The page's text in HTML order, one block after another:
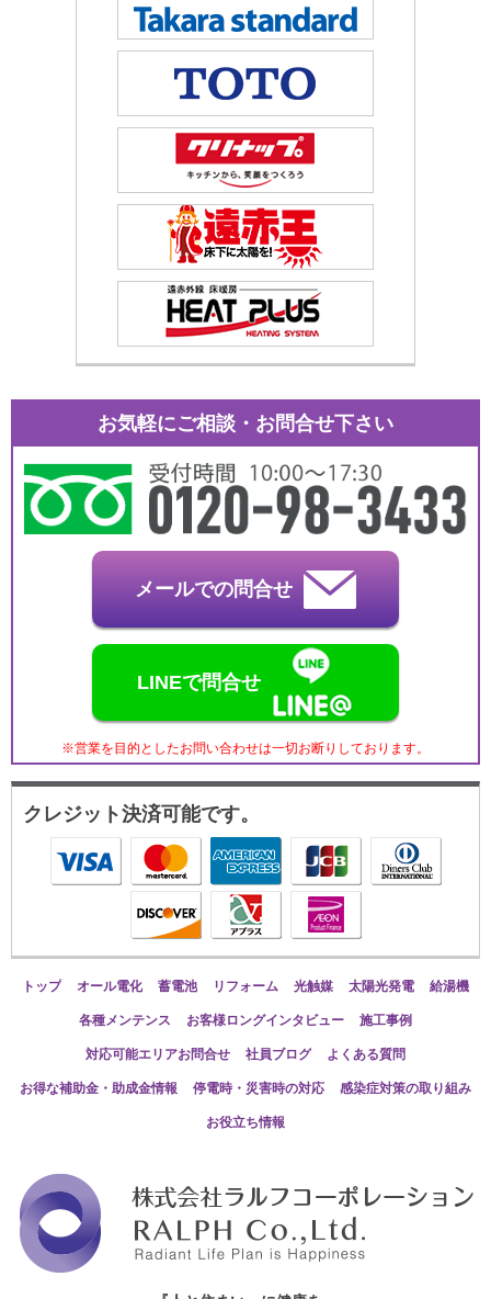
お気軽にご相談・お問合せ下さい
メールでの問合せ
LINEで問合せ
※営業を目的としたお問い合わせは一切お断りしております。
クレジット決済可能です。
トップ オール電化 蓄電池 リフォーム 光触媒 太陽光発電 給湯機
各種メンテンス お客様ロングインタビュー 施工事例
対応可能エリアお問合せ 社員ブログ よくある質問
お得な補助金・助成金情報 停電時・災害時の対応 感染症対策の取り組み
お役立ち情報